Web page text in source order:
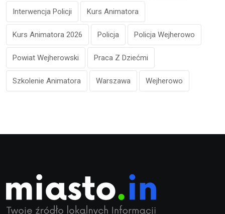
Interwencja Policji Kurs Animatora
Kurs Animatora 2026 Policja Policja Wejherowo
Powiat Wejherowski Praca Z Dziećmi
Szkolenie Animatora Warszawa Wejherowo